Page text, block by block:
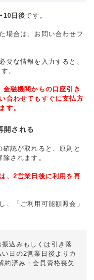
10日後です。
場合は、お問い合わせフ
要な情報を入力すると、
。
融機関からの口座引き
合わせてもすぐに支払方
す。
開される
認が取れると、原則と
されます。
、2営業日後に利用を再
、「ご利用可能額照会」
込みもしくは引き落
日の2営業日後よりカ
約済み・会員資格喪失